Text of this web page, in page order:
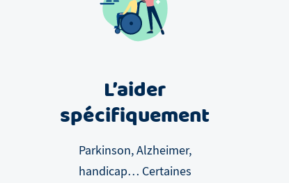
L’aider
spécifiquement
Parkinson, Alzheimer,
handicap… Certaines